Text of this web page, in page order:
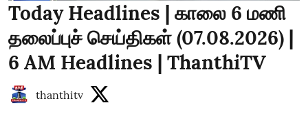
Today Headlines | காலை 6 மணி
தலைப்புச் செய்திகள் (07.08.2026) |
6 AM Headlines | ThanthiTV
thanthitv